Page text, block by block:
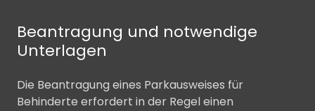
Beantragung und notwendige
Unterlagen
Die Beantragung eines Parkausweises für
Behinderte erfordert in der Regel einen